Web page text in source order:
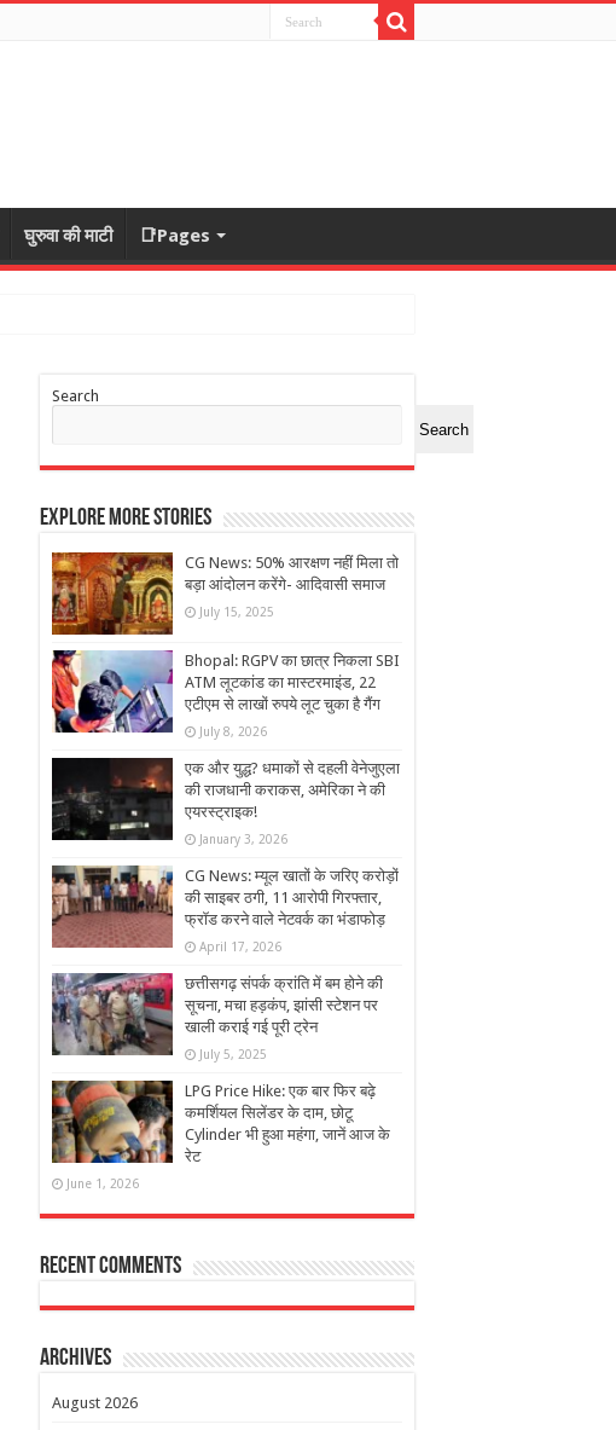
घुरुवा की माटी 📑Pages
Search
Search
Explore More Stories
CG News: 50% आरक्षण नहीं मिला तो
बड़ा आंदोलन करेंगे- आदिवासी समाज
July 15, 2025
Bhopal: RGPV का छात्र निकला SBI
ATM लूटकांड का मास्टरमाइंड, 22
एटीएम से लाखों रुपये लूट चुका है गैंग
July 8, 2026
एक और युद्ध? धमाकों से दहली वेनेजुएला
की राजधानी कराकस, अमेरिका ने की
एयरस्ट्राइक!
January 3, 2026
CG News: म्यूल खातों के जरिए करोड़ों
की साइबर ठगी, 11 आरोपी गिरफ्तार,
फ्रॉड करने वाले नेटवर्क का भंडाफोड़
April 17, 2026
छत्तीसगढ़ संपर्क क्रांति में बम होने की
सूचना, मचा हड़कंप, झांसी स्टेशन पर
खाली कराई गई पूरी ट्रेन
July 5, 2025
LPG Price Hike: एक बार फिर बढ़े
कमर्शियल सिलेंडर के दाम, छोटू
Cylinder भी हुआ महंगा, जानें आज के
रेट
June 1, 2026
Recent Comments
Archives
August 2026